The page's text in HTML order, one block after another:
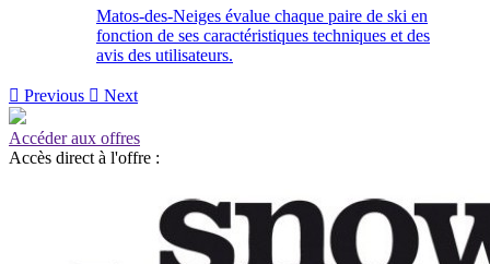
Matos-des-Neiges évalue chaque paire de ski en
fonction de ses caractéristiques techniques et des
avis des utilisateurs.
 Previous  Next
Accéder aux offres
Accès direct à l'offre :